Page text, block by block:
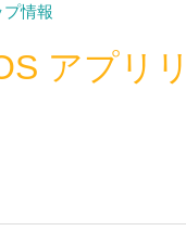
情報
アプリ